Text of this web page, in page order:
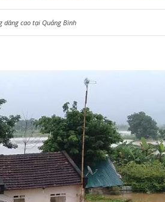
dâng cao tại Quảng Bình